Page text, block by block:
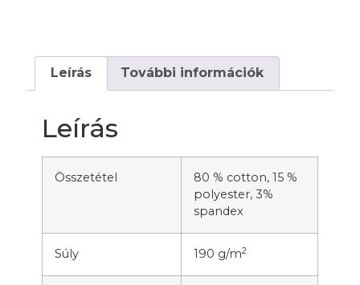
Leírás További információk
Leírás
Összetétel
80 % cotton, 15 %
polyester, 3%
spandex
Súly 190 g/m2